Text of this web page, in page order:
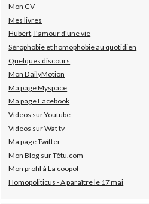
Mon CV
Mes livres
Hubert, l'amour d'une vie
Sérophobie et homophobie au quotidien
Quelques discours
Mon DailyMotion
Ma page Myspace
Ma page Facebook
Videos sur Youtube
Videos sur Wat tv
Ma page Twitter
Mon Blog sur Têtu.com
Mon profil à La coopol
Homopoliticus - A paraître le 17 mai